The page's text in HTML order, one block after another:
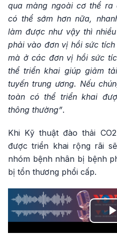
qua màng ngoài cơ thể ra
có thể sớm hơn nữa,
làm được như vậy thì
phải vào đơn vị hồi sức
mà ở các đơn vị hồi sức
thể triển khai giúp giảm
tuyến trung ương. Nếu
toàn có thể triển khai
thông thường”.
Khi Kỹ thuật đào thải
được triển khai rộng rãi
nhóm bệnh nhân bị bệnh
bị tổn thương phổi cấp.